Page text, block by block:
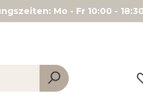
Mo - Fr 10:00 -